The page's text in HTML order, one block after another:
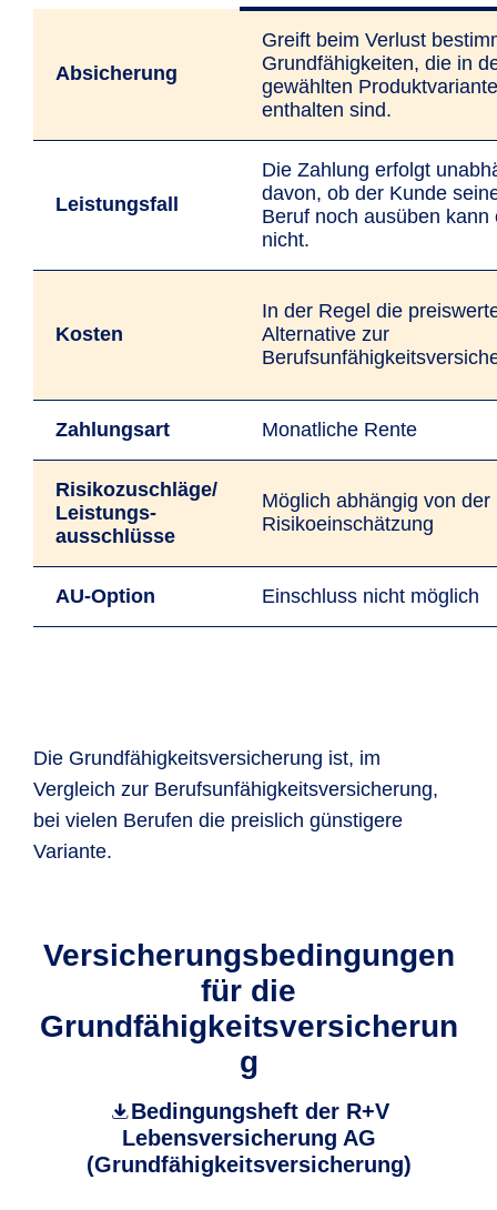
Absicherung
Greift beim Verlust
Grundfähigkeiten, die in
gewählten Produktvariante
enthalten sind.
Leistungsfall
Die Zahlung erfolgt
davon, ob der Kunde
Beruf noch ausüben kann
nicht.
Kosten
In der Regel die
Alternative zur
Zahlungsart Monatliche Rente
Risikozuschläge/
Leistungs-
ausschlüsse
Möglich abhängig von der
Risikoeinschätzung
AU-Option Einschluss nicht möglich
Die Grundfähigkeitsversicherung ist, im
Vergleich zur Berufsunfähigkeitsversicherung,
bei vielen Berufen die preislich günstigere
Variante.
Versicherungsbedingungen
für die
Grundfähigkeitsversicherun
g
​Bedingungsheft der R+V
Lebensversicherung AG
(Grundfähigkeitsversicherung)